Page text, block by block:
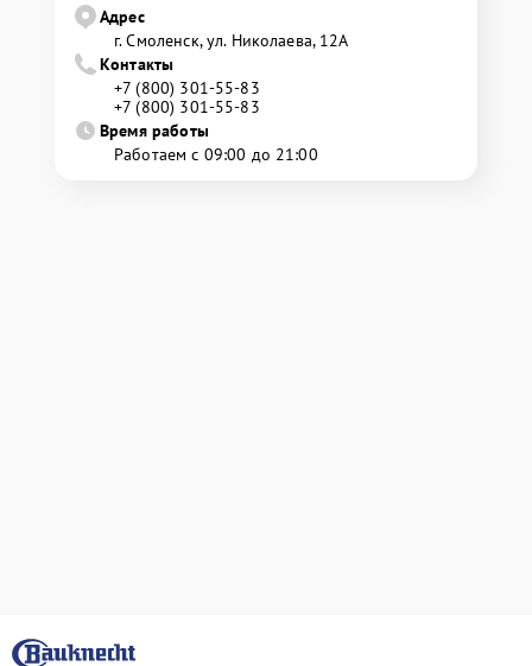
Адрес
г. Смоленск, ул. Николаева, 12А
Контакты
+7 (800) 301-55-83
+7 (800) 301-55-83
Время работы
Работаем с 09:00 до 21:00